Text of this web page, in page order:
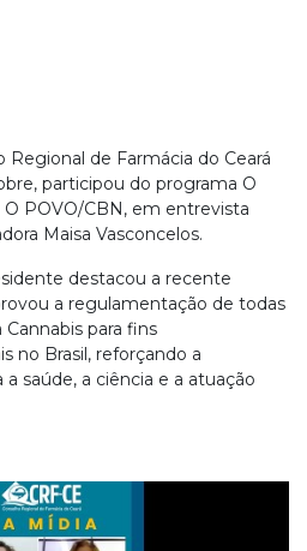
de Farmácia do Ceará
participou do programa O
O POVO/CBN, em entrevista
Maisa Vasconcelos.
destacou a recente
a regulamentação de todas
para fins
no Brasil, reforçando a
saúde, a ciência e a atuação